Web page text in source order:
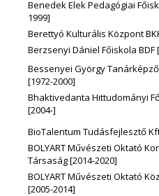
Benedek Elek Pedagógiai
1999]
Berettyó Kulturális Központ
Berzsenyi Dániel Főiskola BDF
Bessenyei György Tanárképző
[1972-2000]
Bhaktivedanta Hittudományi
[2004-]
BioTalentum Tudásfejlesztő
BOLYART Művészeti Oktató
Társaság [2014-2020]
BOLYART Művészeti Oktató
[2005-2014]